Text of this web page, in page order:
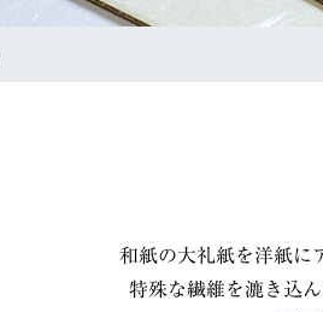
和紙の大礼紙を洋紙に
特殊な繊維を漉き込